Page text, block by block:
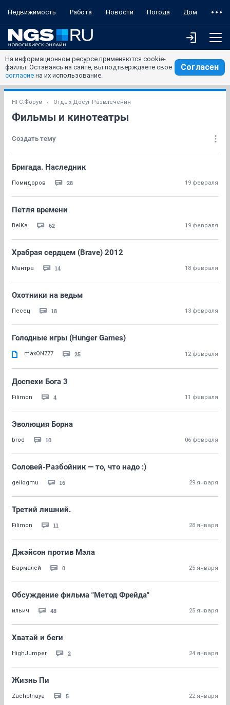
Недвижимость Работа Новости Погода Дом
На информационном ресурсе применяются cookie-
файлы. Оставаясь на сайте, вы подтверждаете свое
согласие на их использование.
Согласен
НГС.Форум Отдых Досуг Развлечения
Фильмы и кинотеатры
Создать тему
Бригада. Наследник
Помидоров 28 19 февраля
Петля времени
BelKa 62 19 февраля
Храбрая сердцем (Brave) 2012
Мантра 14 18 февраля
Охотники на ведьм
Песец 18 13 февраля
Голодные игры (Hunger Games)
maxON777 25 12 февраля
Доспехи Бога 3
Filimon 4 11 февраля
Эволюция Борна
brod 10 06 февраля
Соловей-Разбойник — то, что надо :)
geilogmu 16 29 января
Третий лишний.
Filimon 11 28 января
Джэйсон против Мэла
Бaрмaлей 0 25 января
Обсуждение фильма "Метод Фрейда"
ильич 48 25 января
Хватай и беги
HighJumper 2 24 января
Жизнь Пи
Zachetnaya 5 22 января